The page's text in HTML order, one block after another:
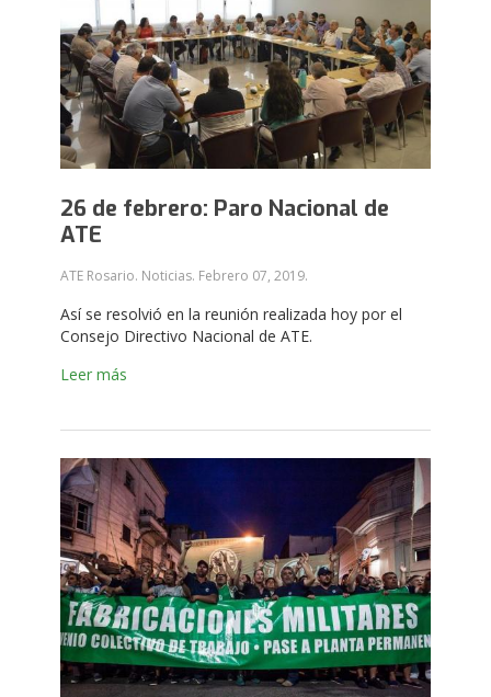
26 de febrero: Paro Nacional de
ATE
ATE Rosario. Noticias. Febrero 07, 2019.
Así se resolvió en la reunión realizada hoy por el
Consejo Directivo Nacional de ATE.
Leer más